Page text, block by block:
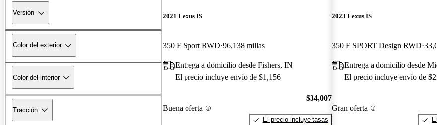
Versión
Color del exterior
Color del interior
Tracción
2021 Lexus IS
350 F Sport RWD 96,138 millas
Entrega a domicilio desde Fishers, IN
El precio incluye envío de $1,156
Buena oferta
$34,007
El precio incluye tasas
2023 Lexus IS
350 F SPORT Design RWD
Entrega a domicilio desde
El precio incluye envío de
Gran oferta